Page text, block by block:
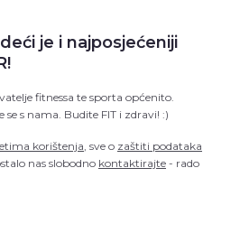
je i najposjećeniji
fitnessa te sporta općenito.
s nama. Budite FIT i zdravi! :)
korištenja , sve o zaštiti podataka
nas slobodno kontaktirajte - rado